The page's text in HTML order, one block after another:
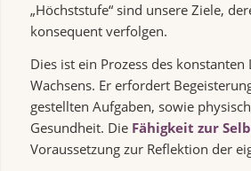
„Höchststufe“ sind unsere Ziele,
konsequent verfolgen.
Dies ist ein Prozess des konstanten
Wachsens. Er erfordert
gestellten Aufgaben, sowie
Gesundheit. Die Fähigkeit zur
Voraussetzung zur Reflektion der